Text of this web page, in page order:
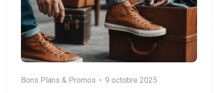
Bons Plans & Promos 9 octobre 2025